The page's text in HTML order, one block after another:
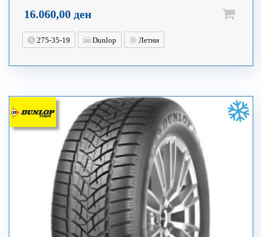
16.060,00 ден
275-35-19 Dunlop Летни